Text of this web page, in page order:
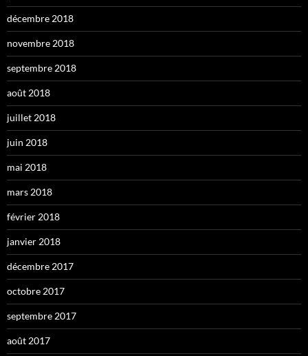
décembre 2018
novembre 2018
septembre 2018
août 2018
juillet 2018
juin 2018
mai 2018
mars 2018
février 2018
janvier 2018
décembre 2017
octobre 2017
septembre 2017
août 2017